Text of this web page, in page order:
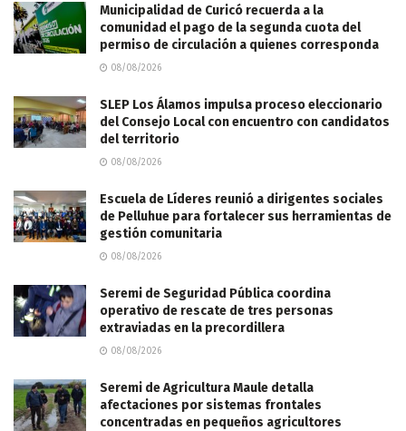
Municipalidad de Curicó recuerda a la
comunidad el pago de la segunda cuota del
permiso de circulación a quienes corresponda
08/08/2026
SLEP Los Álamos impulsa proceso eleccionario
del Consejo Local con encuentro con candidatos
del territorio
08/08/2026
Escuela de Líderes reunió a dirigentes sociales
de Pelluhue para fortalecer sus herramientas de
gestión comunitaria
08/08/2026
Seremi de Seguridad Pública coordina
operativo de rescate de tres personas
extraviadas en la precordillera
08/08/2026
Seremi de Agricultura Maule detalla
afectaciones por sistemas frontales
concentradas en pequeños agricultores